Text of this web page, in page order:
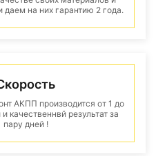
даем на них гарантию 2 года.
АКПП производится от 1 до
качественнвй результат за
пару дней !